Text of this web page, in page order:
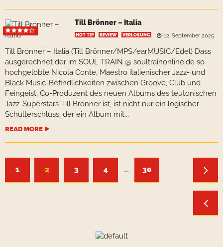
Till Brönner – Italia
HOT TIP REVIEW VERLOSUNG 12. September 2025
Till Brönner – Italia (Till Brönner/MPS/earMUSIC/Edel) Dass
ausgerechnet der im SOUL TRAIN @ soultrainonline.de so
hochgelobte Nicola Conte, Maestro italienischer Jazz- und
Black Music-Befindlichkeiten zwischen Groove, Club und
Feingeist, Co-Produzent des neuen Albums des teutonischen
Jazz-Superstars Till Brönner ist, ist nicht nur ein logischer
Schulterschluss, der ein Album mit...
READ MORE
1 2 3 4 … 30